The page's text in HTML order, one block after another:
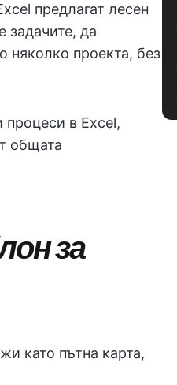
предлагат лесен
задачите, да
няколко проекта, без
процеси в Excel,
общата
за
като пътна карта,